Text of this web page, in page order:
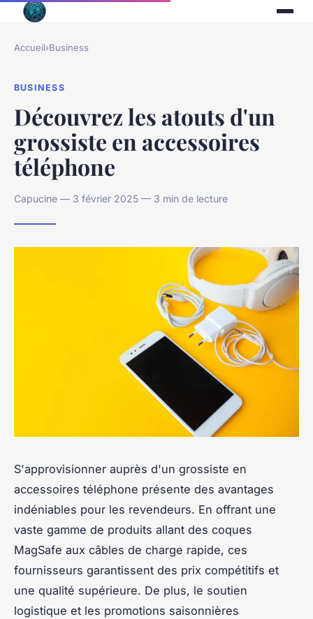
Accueil›Business
BUSINESS
Découvrez les atouts d'un
grossiste en accessoires
téléphone
Capucine — 3 février 2025 — 3 min de lecture
S'approvisionner auprès d'un grossiste en
accessoires téléphone présente des avantages
indéniables pour les revendeurs. En offrant une
vaste gamme de produits allant des coques
MagSafe aux câbles de charge rapide, ces
fournisseurs garantissent des prix compétitifs et
une qualité supérieure. De plus, le soutien
logistique et les promotions saisonnières